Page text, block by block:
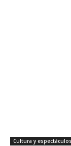
Cultura y espectáculos